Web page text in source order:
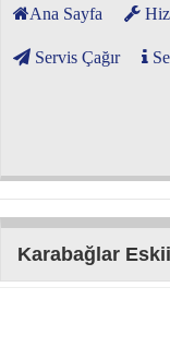
Ana Sayfa
Servis Çağır
Karabağlar